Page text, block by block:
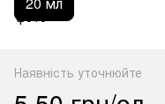
Наявність уточнюйте